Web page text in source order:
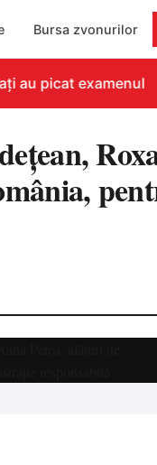
Bursa zvonurilor
au picat examenul